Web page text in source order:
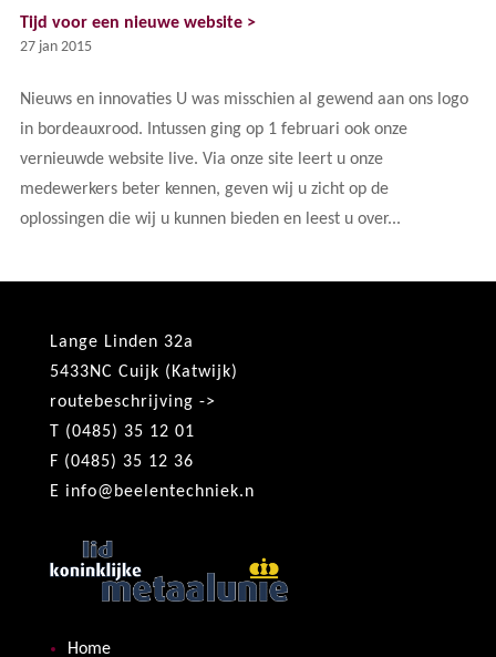
Tijd voor een nieuwe website >
27 jan 2015
Nieuws en innovaties U was misschien al gewend aan ons logo
in bordeauxrood. Intussen ging op 1 februari ook onze
vernieuwde website live. Via onze site leert u onze
medewerkers beter kennen, geven wij u zicht op de
oplossingen die wij u kunnen bieden en leest u over...
Lange Linden 32a
5433NC Cuijk (Katwijk)
routebeschrijving ->
T (0485) 35 12 01
F (0485) 35 12 36
E info@beelentechniek.n
Home